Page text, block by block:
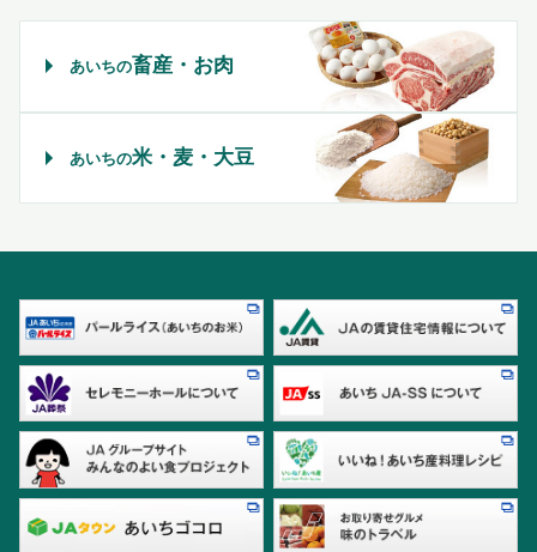
あいちの畜産・お肉
あいちの米・麦・大豆